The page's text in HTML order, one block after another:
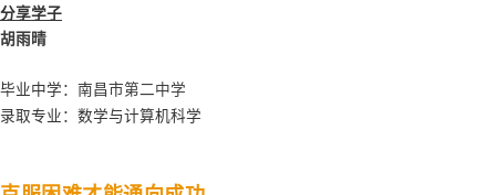
分享学子
胡雨晴
毕业中学： 南昌市第二中学
录取专业：数学与计算机科学